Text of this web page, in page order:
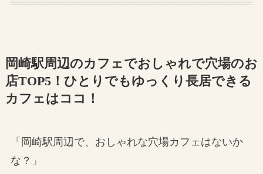
岡崎駅周辺のカフェでおしゃれで穴場のお
店TOP5！ひとりでもゆっくり長居できる
カフェはココ！
「岡崎駅周辺で、おしゃれな穴場カフェはないか
な？」